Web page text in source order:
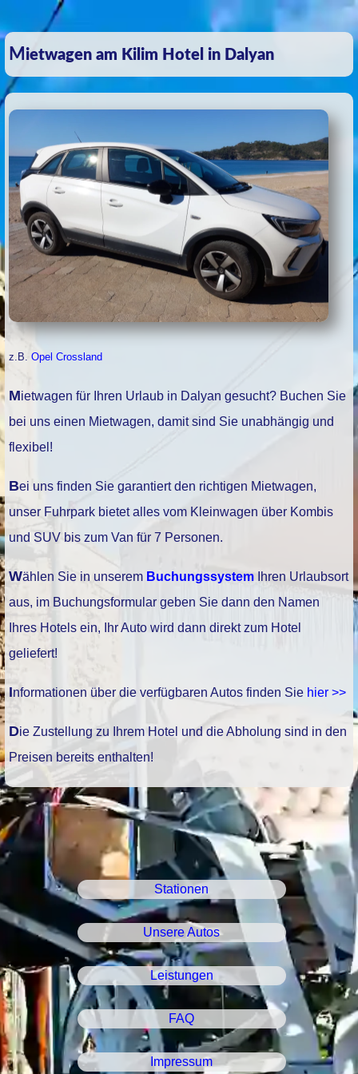
Mietwagen am Kilim Hotel in Dalyan
z.B.Opel Crossland
Mietwagen für Ihren Urlaub in Dalyan gesucht? Buchen Sie
bei uns einen Mietwagen, damit sind Sie unabhängig und
flexibel!
Bei uns finden Sie garantiert den richtigen Mietwagen,
unser Fuhrpark bietet alles vom Kleinwagen über Kombis
und SUV bis zum Van für 7 Personen.
Wählen Sie in unserem Buchungssystem Ihren Urlaubsort
aus, im Buchungsformular geben Sie dann den Namen
Ihres Hotels ein, Ihr Auto wird dann direkt zum Hotel
geliefert!
Informationen über die verfügbaren Autos finden Sie hier >>
Die Zustellung zu Ihrem Hotel und die Abholung sind in den
Preisen bereits enthalten!
Stationen
Unsere Autos
Leistungen
FAQ
Impressum